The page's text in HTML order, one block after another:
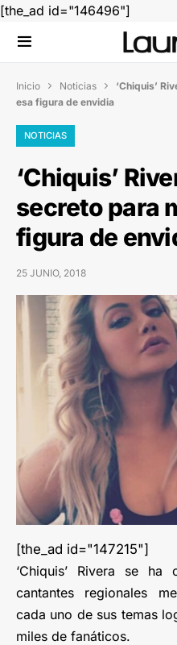
[the_ad id="146496"]
Inicio  Noticias  ‘Chiquis’
esa figura de envidia
NOTICIAS
‘Chiquis’
secreto para
figura de
25 JUNIO, 2018
[the_ad id="147215"]
‘Chiquis’ Rivera se
cantantes regionales
cada uno de sus temas
miles de fanáticos.